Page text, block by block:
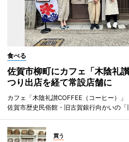
食べる
佐賀市柳町にカフェ「木陰礼
つり出店を経て常設店舗に
カフェ「木陰礼讃COFFEE（コーヒー）」
佐賀市歴史民俗館・旧古賀銀行向かいの「
買う